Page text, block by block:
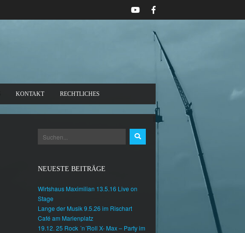
KONTAKT RECHTLICHES
NEUESTE BEITRÄGE
Wirtshaus Maximilian 13.5.16 Live on
Stage
Lange der Musik 9.5.26 im Rischart
Café am Marienplatz
19.12. 25 Rock ´n´Roll X- Max – Party im